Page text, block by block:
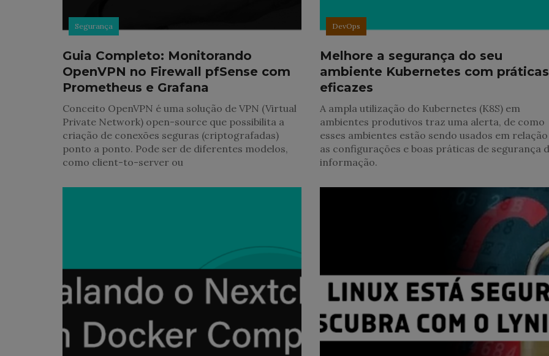
Segurança
Guia Completo: Monitorando
OpenVPN no Firewall pfSense com
Prometheus e Grafana
Conceito OpenVPN é uma solução de VPN (Virtual
Private Network) open-source que possibilita a
criação de conexões seguras (criptografadas)
ponto a ponto. Pode ser de diferentes modelos,
como client-to-server ou
DevOps
Melhore a segurança do seu
ambiente Kubernetes com práticas
eficazes
A ampla utilização do Kubernetes (K8S) em
ambientes produtivos traz uma alerta, de como
esses ambientes estão sendo usados em relação
as configurações e boas práticas de segurança
informação.